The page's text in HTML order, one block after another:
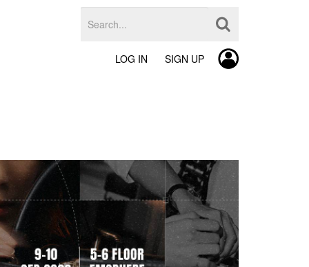
LOG IN SIGN UP